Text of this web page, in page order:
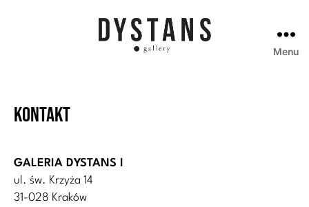
Menu
Kontakt
GALERIA DYSTANS I
ul. św. Krzyża 14
31-028 Kraków